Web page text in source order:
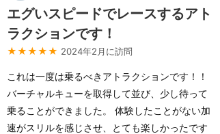
エグいスピードでレースするアト
ラクションです！
★★★★★ 2024年2月に訪問
これは一度は乗るべきアトラクションです！！
バーチャルキューを取得して並び、少し待って
乗ることができました。 体験したことがない加
速がスリルを感じさせ、とても楽しかったです